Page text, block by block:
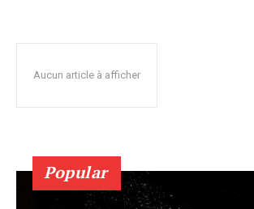
Aucun article à afficher
Popular